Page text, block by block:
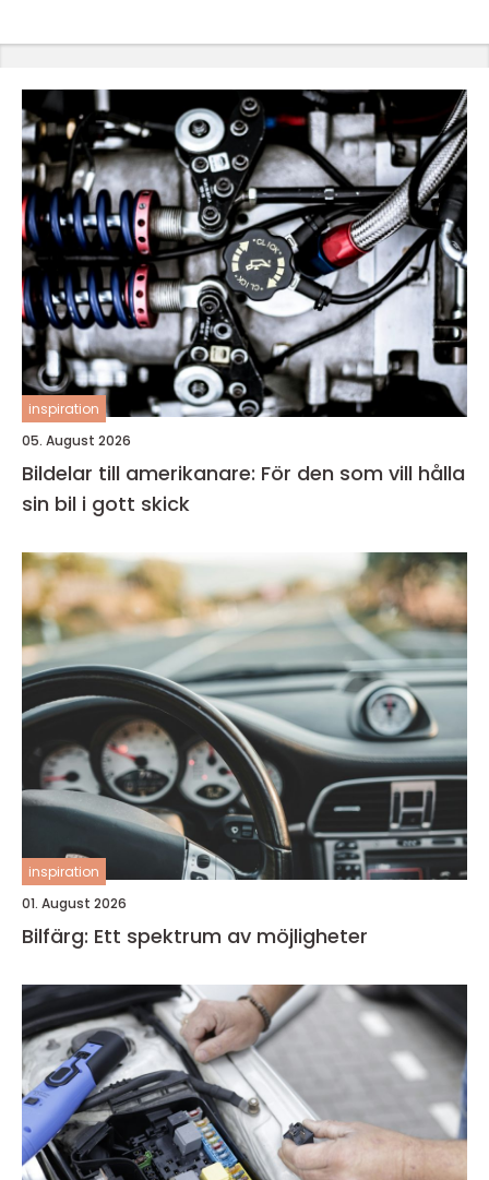
inspiration
05. August 2026
Bildelar till amerikanare: För den som vill hålla
sin bil i gott skick
inspiration
01. August 2026
Bilfärg: Ett spektrum av möjligheter